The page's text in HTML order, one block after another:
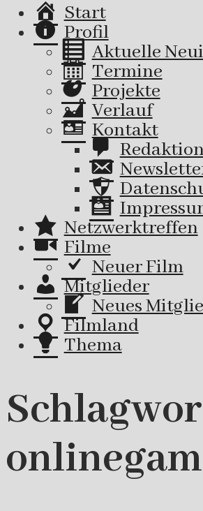
Start
Profil
Aktuelle
Termine
Projekte
Verlauf
Kontakt
Netzwerktreffen
Filme
Neuer Film
Mitglieder
Neues
Filmland
Thema